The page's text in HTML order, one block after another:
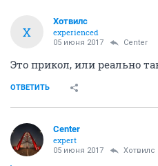
Х
Хотвилс
experienced
05 июня 2017 Center
Это прикол, или реально
ОТВЕТИТЬ
Center
expert
05 июня 2017 Хотвилс